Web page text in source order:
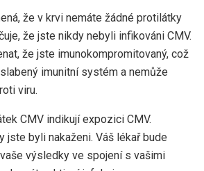
že v krvi nemáte žádné protilátky
že jste nikdy nebyli infikováni CMV.
že jste imunokompromitovaný, což
imunitní systém a nemůže
viru.
CMV indikují expozici CMV.
jste byli nakaženi. Váš lékař bude
výsledky ve spojení s vašimi